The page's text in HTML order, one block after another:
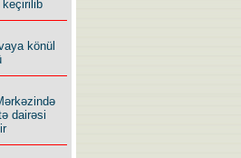
keçirilib
könül
dairəsi